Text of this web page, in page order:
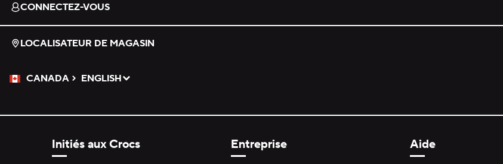
CONNECTEZ-VOUS
LOCALISATEUR DE MAGASIN
CANADA
Veuillez sélectionner une langue
ENGLISH
Sélectionné
Initiés aux Crocs Entreprise Aide